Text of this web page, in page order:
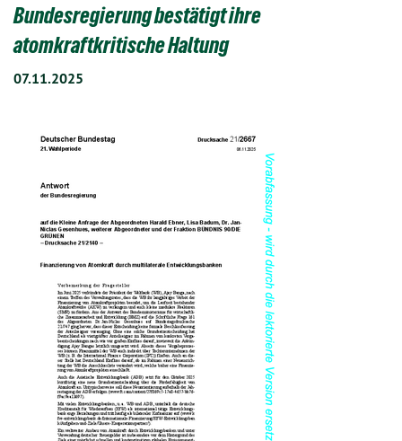
Bundesregierung bestätigt ihre
atomkraftkritische Haltung
07.11.2025